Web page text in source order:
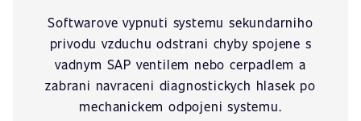
Softwarove vypnuti systemu sekundarniho
privodu vzduchu odstrani chyby spojene s
vadnym SAP ventilem nebo cerpadlem a
zabrani navraceni diagnostickych hlasek po
mechanickem odpojeni systemu.